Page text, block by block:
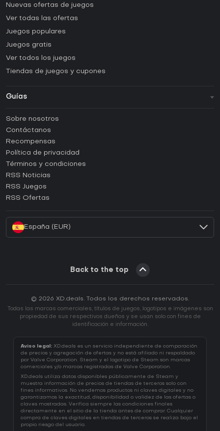
Nuevas ofertas de juegos
Ver todas las ofertas
Juegos populares
Juegos gratis
Ver todos los juegos
Tiendas de juegos y cupones
Guías
Guías y tutoriales
¿Cómo activar una CD Key de Steam?
¿Cómo activar una CD Key de Epic Games?
¿Cómo activar una CD Key de GOG?
¿Cómo activar una CD Key de Ubisoft Connect?
Sobre nosotros
Contáctanos
Recompensas
Política de privacidad
Términos y condiciones
RSS Noticias
RSS Juegos
RSS Ofertas
España (EUR)
Back to the top
© 2026 XD.deals. Todos los derechos reservados.
Todas las marcas comerciales, títulos de juegos, logotipos e imágenes son
propiedad de sus respectivos dueños y se usan solo con fines de
identificación e información.
Aviso legal: XD.deals es un servicio independiente de comparación
de precios y agregación de ofertas y no está afiliado ni respaldado
por Valve Corporation. Steam y el logotipo de Steam son marcas
comerciales y/o marcas registradas de Valve Corporation.
XD.deals utiliza datos disponibles públicamente de Steam y
muestra información de precios de tiendas de terceros solo con
fines informativos. No vendemos productos ni claves digitales y no
garantizamos la exactitud, disponibilidad o validez de las ofertas o
claves mostradas. Verifica siempre las condiciones finales
directamente en el sitio de la tienda antes de comprar. Cualquier
compra de claves digitales en tiendas de terceros se realiza bajo el
propio riesgo del usuario.